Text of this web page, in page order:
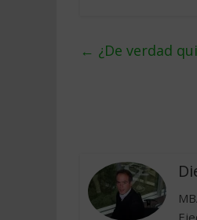
← ¿De verdad